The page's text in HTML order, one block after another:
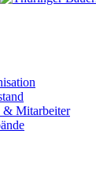
& Mitarbeiter